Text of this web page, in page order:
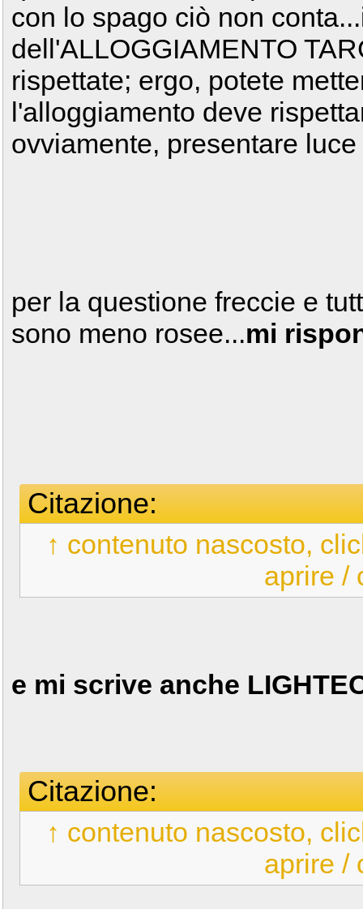
con lo spago ciò non
dell'ALLOGGIAMENTO
rispettate; ergo, potete
l'alloggiamento deve
ovviamente, presentare
per la questione freccie e
sono meno rosee...mi
Citazione:
↑ contenuto nascosto,
aprire /
e mi scrive anche
Citazione:
↑ contenuto nascosto,
aprire /